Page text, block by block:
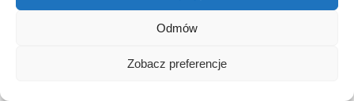
Odmów
Zobacz preferencje